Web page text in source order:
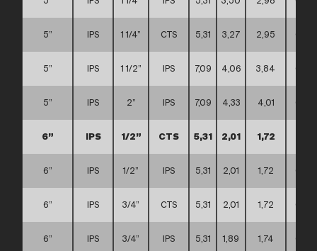
5” IPS 1 1/4” CTS 5,31 3,27 2,95
5” IPS 1 1/2” IPS 7,09 4,06 3,84 C
5” IPS 2” IPS 7,09 4,33 4,01
6” IPS 1/2” CTS 5,31 2,01 1,72
6” IPS 1/2” IPS 5,31 2,01 1,72
6” IPS 3/4” CTS 5,31 2,01 1,72 C
6” IPS 3/4” IPS 5,31 1,89 1,74